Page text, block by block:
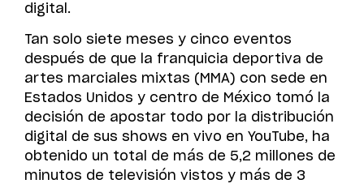
digital.
Tan solo siete meses y cinco eventos
después de que la franquicia deportiva de
artes marciales mixtas (MMA) con sede en
Estados Unidos y centro de México tomó la
decisión de apostar todo por la distribución
digital de sus shows en vivo en YouTube, ha
obtenido un total de más de 5,2 millones de
minutos de televisión vistos y más de 3